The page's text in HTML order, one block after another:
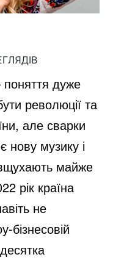
поняття дуже
революції та
але сварки
нову музику і
майже
рік країна
не
бізнесовій